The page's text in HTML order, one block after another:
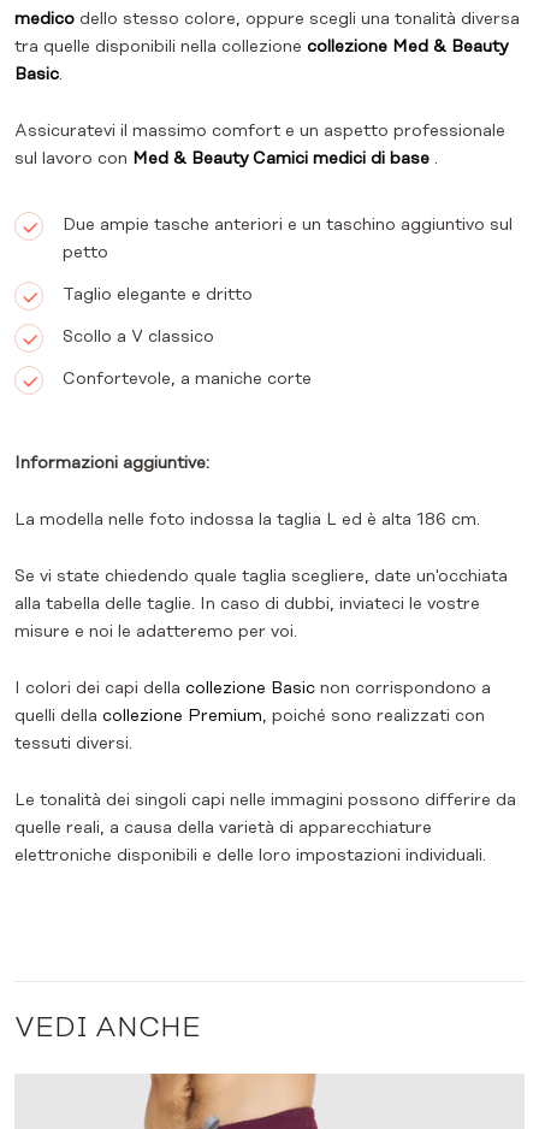
medico dello stesso colore, oppure scegli una tonalità diversa
tra quelle disponibili nella collezione collezione Med & Beauty
Basic.
Assicuratevi il massimo comfort e un aspetto professionale
sul lavoro con Med & Beauty Camici medici di base .
Due ampie tasche anteriori e un taschino aggiuntivo sul
petto
Taglio elegante e dritto
Scollo a V classico
Confortevole, a maniche corte
Informazioni aggiuntive:
La modella nelle foto indossa la taglia L ed è alta 186 cm.
Se vi state chiedendo quale taglia scegliere, date un'occhiata
alla tabella delle taglie. In caso di dubbi, inviateci le vostre
misure e noi le adatteremo per voi.
I colori dei capi della collezione Basic non corrispondono a
quelli della collezione Premium, poiché sono realizzati con
tessuti diversi.
Le tonalità dei singoli capi nelle immagini possono differire da
quelle reali, a causa della varietà di apparecchiature
elettroniche disponibili e delle loro impostazioni individuali.
VEDI ANCHE